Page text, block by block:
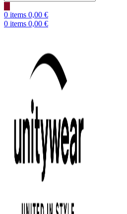
search
0 items 0,00 €
0 items 0,00 €